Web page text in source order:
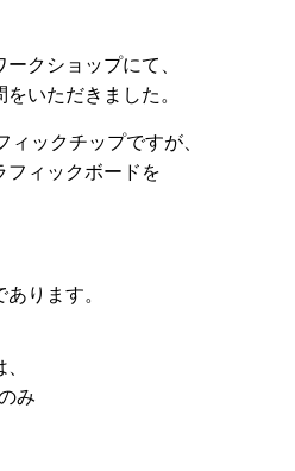
クショップにて、
いただきました。
ックチップですが、
フィックボードを
ります。
み